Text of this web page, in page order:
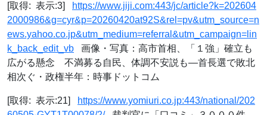
[取得: 表示:3]
https://www.jiji.com:443/jc/article?k=202604
2000986&g=cyr&p=20260420at92S&rel=pv&utm_source=n
ews.yahoo.co.jp&utm_medium=referral&utm_campaign=lin
k_back_edit_vb 画像・写真：高市首相、「１強」確立も
広がる懸念 不満募る自民、体調不安説も―首長選で敗北
相次ぐ・政権半年：時事ドットコム
[取得: 表示:21]
https://www.yomiuri.co.jp:443/national/202